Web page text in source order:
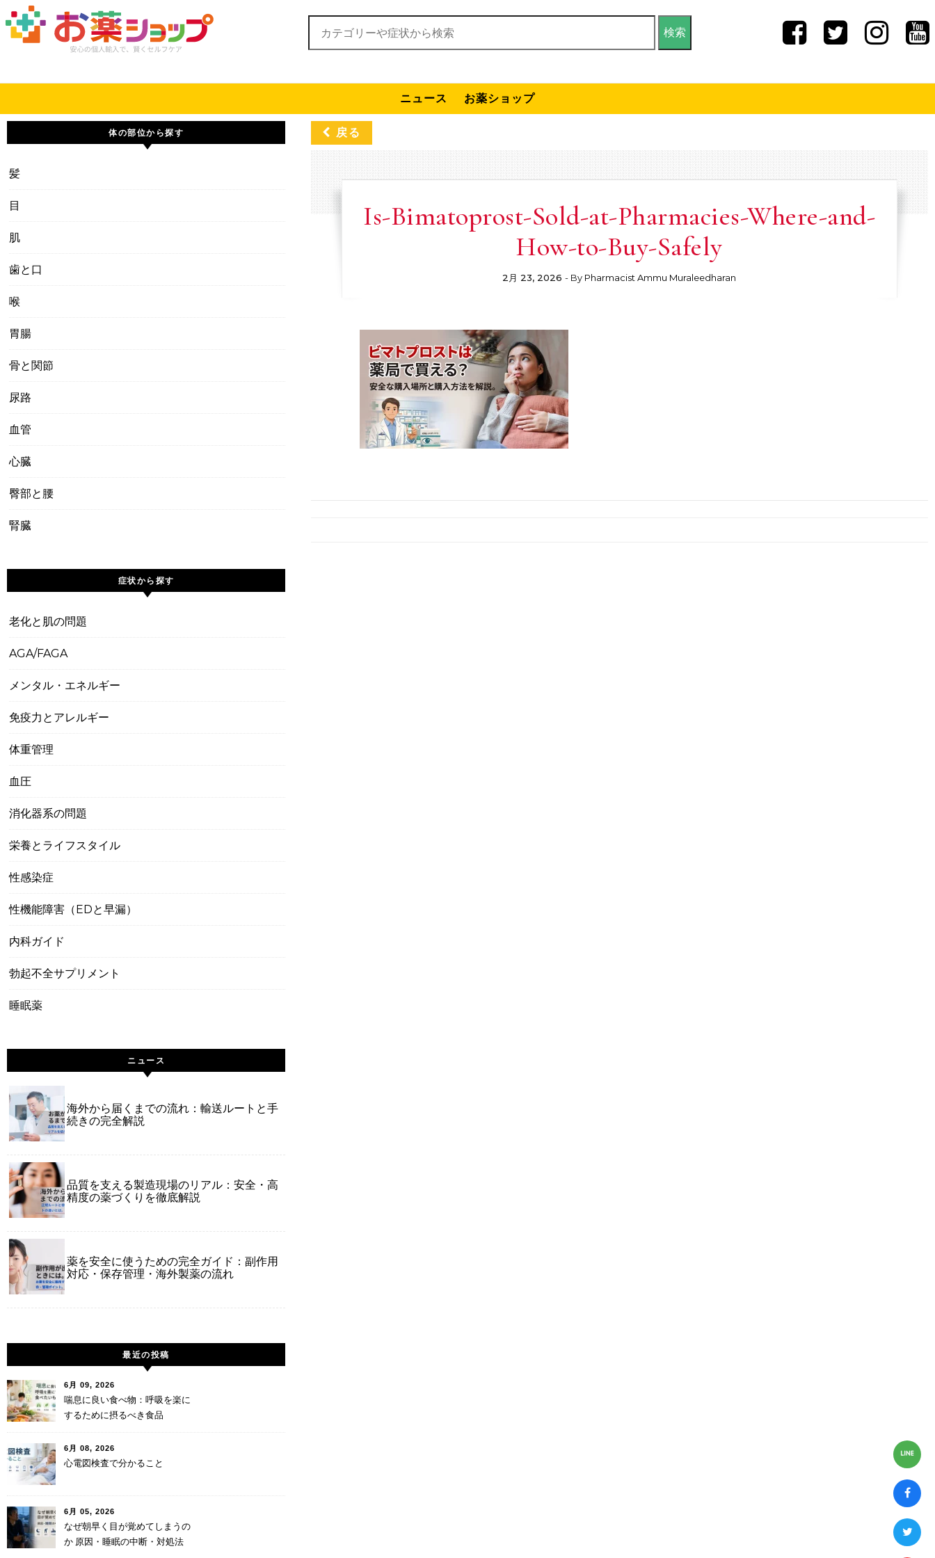
Skip to content
検索:
ニュース お薬ショップ
体の部位から探す
髪
目
肌
歯と口
喉
胃腸
骨と関節
尿路
血管
心臓
臀部と腰
腎臓
症状から探す
老化と肌の問題
AGA/FAGA
メンタル・エネルギー
免疫力とアレルギー
体重管理
血圧
消化器系の問題
栄養とライフスタイル
性感染症
性機能障害（EDと早漏）
内科ガイド
勃起不全サプリメント
睡眠薬
ニュース
海外から届くまでの流れ：輸送ルートと手
続きの完全解説
品質を支える製造現場のリアル：安全・高
精度の薬づくりを徹底解説
薬を安全に使うための完全ガイド：副作用
対応・保存管理・海外製薬の流れ
最近の投稿
6月 09, 2026
喘息に良い食べ物：呼吸を楽に
するために摂るべき食品
6月 08, 2026
心電図検査で分かること
6月 05, 2026
なぜ朝早く目が覚めてしまうの
か 原因・睡眠の中断・対処法
戻る
Is-Bimatoprost-Sold-at-Pharmacies-Where-and-
How-to-Buy-Safely
2月 23, 2026 - By Pharmacist Ammu Muraleedharan